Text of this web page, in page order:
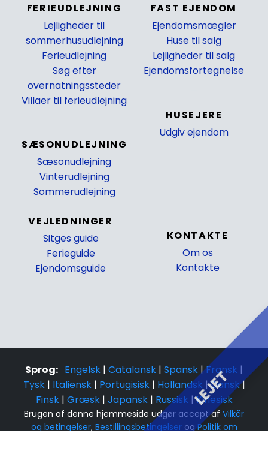
LEJET
FERIEUDLEJNING
Lejligheder til
sommerhusudlejning
Ferieudlejning
Søg efter
overnatningssteder
Villaer til ferieudlejning
SÆSONUDLEJNING
Sæsonudlejning
Vinterudlejning
Sommerudlejning
FAST EJENDOM
Ejendomsmægler
Huse til salg
Lejligheder til salg
Ejendomsfortegnelse
HUSEJERE
Udgiv ejendom
VEJLEDNINGER
Sitges guide
Ferieguide
Ejendomsguide
KONTAKTE
Om os
Kontakte
Sprog: Engelsk | Catalansk | Spansk|Fransk |
Tysk | Italiensk | Portugisisk | Hollandsk |Dansk|
Finsk | Græsk | Japansk | Russisk |Kinesisk
Brugen af denne hjemmeside udgør accept af Vilkår
og betingelser, BestillingsbetingelserogPolitik om